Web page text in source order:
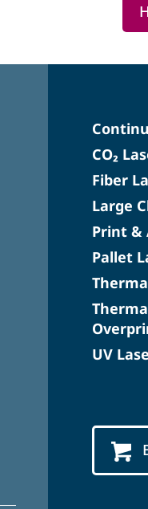
CO₂
Fiber
Large
Print &
Pallet
UV